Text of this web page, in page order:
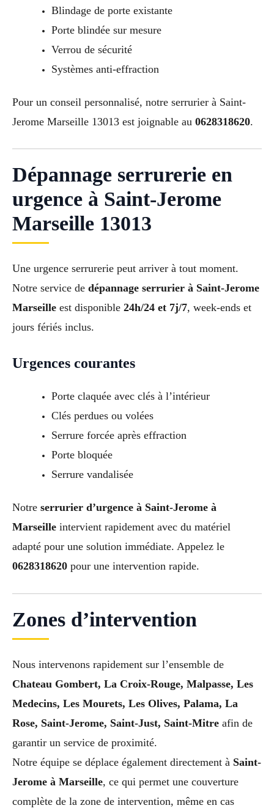
Blindage de porte existante
Porte blindée sur mesure
Verrou de sécurité
Systèmes anti-effraction
Pour un conseil personnalisé, notre serrurier à Saint-
Jerome Marseille 13013 est joignable au 0628318620.
Dépannage serrurerie en
urgence à Saint-Jerome
Marseille 13013
Une urgence serrurerie peut arriver à tout moment.
Notre service de dépannage serrurier à Saint-Jerome
Marseille est disponible 24h/24 et 7j/7, week-ends et
jours fériés inclus.
Urgences courantes
Porte claquée avec clés à l’intérieur
Clés perdues ou volées
Serrure forcée après effraction
Porte bloquée
Serrure vandalisée
Notre serrurier d’urgence à Saint-Jerome à
Marseille intervient rapidement avec du matériel
adapté pour une solution immédiate. Appelez le
0628318620 pour une intervention rapide.
Zones d’intervention
Nous intervenons rapidement sur l’ensemble de
Chateau Gombert, La Croix-Rouge, Malpasse, Les
Medecins, Les Mourets, Les Olives, Palama, La
Rose, Saint-Jerome, Saint-Just, Saint-Mitre afin de
garantir un service de proximité.
Notre équipe se déplace également directement à Saint-
Jerome à Marseille, ce qui permet une couverture
complète de la zone de intervention, même en cas